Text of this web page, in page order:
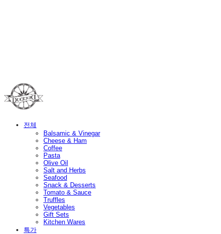
전체
Balsamic & Vinegar
Cheese & Ham
Coffee
Pasta
Olive Oil
Salt and Herbs
Seafood
Snack & Desserts
Tomato & Sauce
Truffles
Vegetables
Gift Sets
Kitchen Wares
특가